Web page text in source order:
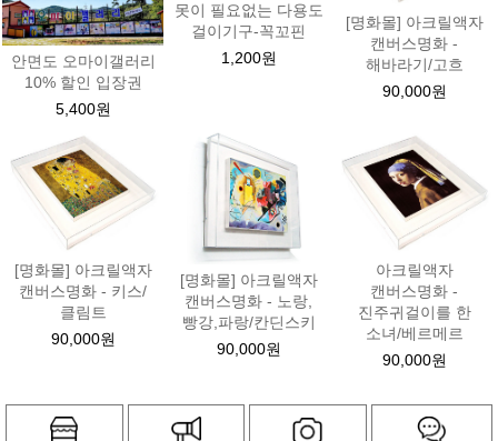
안면도 오마이갤러리
10% 할인 입장권
5,400원
못이 필요없는 다용도
걸이기구-꼭꼬핀
1,200원
[명화몰] 아크릴액자
캔버스명화 -
해바라기/고흐
90,000원
[명화몰] 아크릴액자
캔버스명화 - 키스/
클림트
90,000원
[명화몰] 아크릴액자
캔버스명화 - 노랑,
빵강,파랑/칸딘스키
90,000원
아크릴액자
캔버스명화 -
진주귀걸이를 한
소녀/베르메르
90,000원